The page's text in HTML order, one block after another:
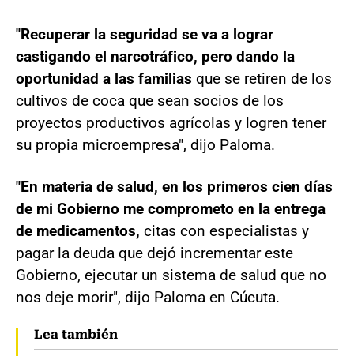
"Recuperar la seguridad se va a lograr
castigando el narcotráfico, pero dando la
oportunidad a las familias que se retiren de los
cultivos de coca que sean socios de los
proyectos productivos agrícolas y logren tener
su propia microempresa", dijo Paloma.
"En materia de salud, en los primeros cien días
de mi Gobierno me comprometo en la entrega
de medicamentos, citas con especialistas y
pagar la deuda que dejó incrementar este
Gobierno, ejecutar un sistema de salud que no
nos deje morir", dijo Paloma en Cúcuta.
Lea también